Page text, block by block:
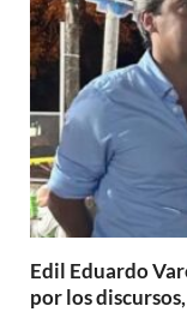
Edil Eduardo
por los